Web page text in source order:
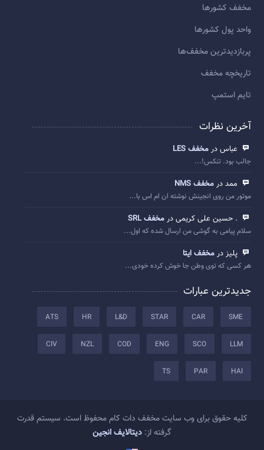
مخفف کشورها
واحد پول کشورها
پربازديدترين مخفف‌ها
تاريخچه مخفف
تایم استمپ
آخرین نظرات
عباس در مخفف LES
جالب بود. تنکس!...
ممد در مخفف NMS
موتور من روی انجینش نوشته ان ام اس با...
. حسین علی کریمی در مخفف SRL
سلام پیامی به گوشی من ارسال شده که اول...
پلیز در مخفف ایتا
هر کسی که توی وطن جا خوش کرده خودی...
جدیدترین عبارات
SME
CAR
STAR
L&D
HR
ATS
LLM
SCO
ENG
COD
NZL
CIV
HAI
PAR
TS
کلیه حقوق برای وب سایت مخفف دات کام محفوظ است. سیستم قدرت
گرفته از: دیتالایف انجین